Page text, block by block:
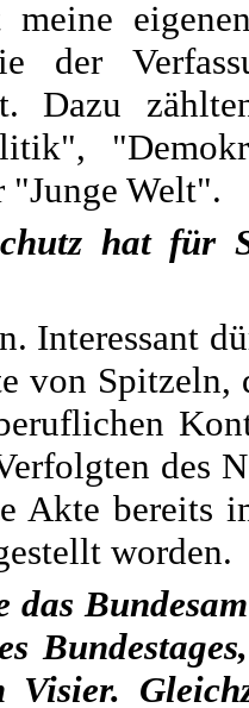
meine
der
Dazu
"Junge Welt".
hat für
Interessant
von Spitzeln,
des
Akte
worden.